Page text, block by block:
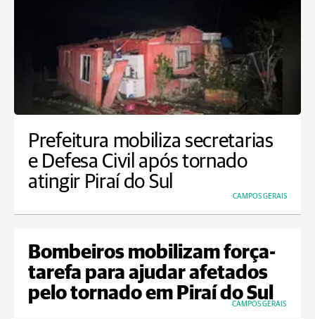
Prefeitura mobiliza secretarias
e Defesa Civil após tornado
atingir Piraí do Sul
CAMPOS GERAIS
Bombeiros mobilizam força-
tarefa para ajudar afetados
pelo tornado em Piraí do Sul
CAMPOS GERAIS